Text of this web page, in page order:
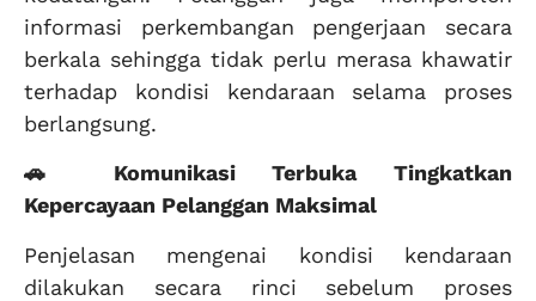
informasi perkembangan pengerjaan secara
berkala sehingga tidak perlu merasa khawatir
terhadap kondisi kendaraan selama proses
berlangsung.
🚗 Komunikasi Terbuka Tingkatkan
Kepercayaan Pelanggan Maksimal
Penjelasan mengenai kondisi kendaraan
dilakukan secara rinci sebelum proses